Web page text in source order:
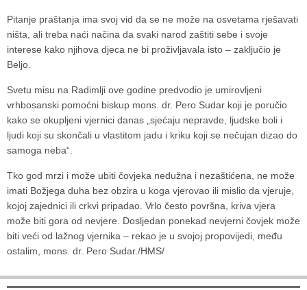
Pitanje praštanja ima svoj vid da se ne može na osvetama rješavati
ništa, ali treba naći načina da svaki narod zaštiti sebe i svoje
interese kako njihova djeca ne bi proživljavala isto – zaključio je
Beljo.
Svetu misu na Radimlji ove godine predvodio je umirovljeni
vrhbosanski pomoćni biskup mons. dr. Pero Sudar koji je poručio
kako se okupljeni vjernici danas „sjećaju nepravde, ljudske boli i
ljudi koji su skončali u vlastitom jadu i kriku koji se nečujan dizao do
samoga neba“.
Tko god mrzi i može ubiti čovjeka nedužna i nezaštićena, ne može
imati Božjega duha bez obzira u koga vjerovao ili mislio da vjeruje,
kojoj zajednici ili crkvi pripadao. Vrlo često površna, kriva vjera
može biti gora od nevjere. Dosljedan ponekad nevjerni čovjek može
biti veći od lažnog vjernika – rekao je u svojoj propovijedi, među
ostalim, mons. dr. Pero Sudar./HMS/